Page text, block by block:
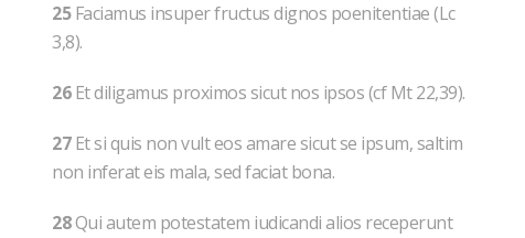
25Faciamus insuper fructus dignos poenitentiae (Lc
3,8).
26Et diligamus proximos sicut nos ipsos (cf Mt 22,39).
27Et si quis non vult eos amare sicut se ipsum, saltim
non inferat eis mala, sed faciat bona.
28Qui autem potestatem iudicandi alios receperunt